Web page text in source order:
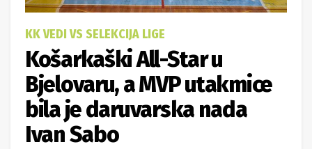
KK VEDI VS SELEKCIJA LIGE
Košarkaški All-Star u
Bjelovaru, a MVP utakmice
bila je daruvarska nada
Ivan Sabo